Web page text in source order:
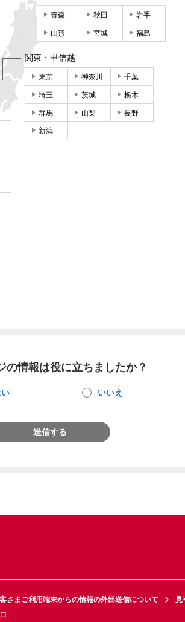
青森 秋田 岩手
山形 宮城 福島
関東・甲信越
東京 神奈川 千葉
埼玉 茨城 栃木
群馬 山梨 長野
新潟
の情報は役に立ちましたか？
いいえ
送信する
さまご利用端末からの情報の外部送信について
見